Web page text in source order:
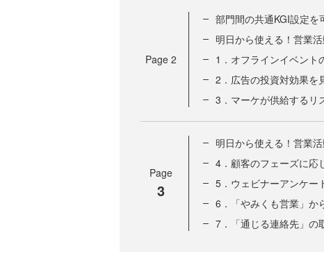
Page 2
部門間の共通KGI設定を
明日から使える！営業
1．オフラインイベント
2．広告の投資対効果を
3．マーケが供給するリ
Page
3
明日から使える！営業
4．顧客のフェーズに応
5．ウェビナーアンケー
6．「やみくも営業」か
7．「通じる連絡先」の